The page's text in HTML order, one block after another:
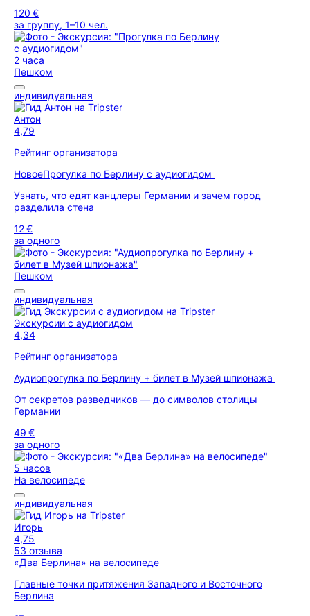
120 €
за группу, 1–10 чел.
2 часа
Пешком
индивидуальная
Антон
4,79
Рейтинг организатора
НовоеПрогулка по Берлину с аудиогидом
Узнать, что едят канцлеры Германии и зачем город
разделила стена
12 €
за одного
Пешком
индивидуальная
Экскурсии с аудиогидом
4,34
Рейтинг организатора
Аудиопрогулка по Берлину + билет в Музей шпионажа
От секретов разведчиков — до символов столицы
Германии
49 €
за одного
5 часов
На велосипеде
индивидуальная
Игорь
4,75
53 отзыва
«Два Берлина» на велосипеде
Главные точки притяжения Западного и Восточного
Берлина